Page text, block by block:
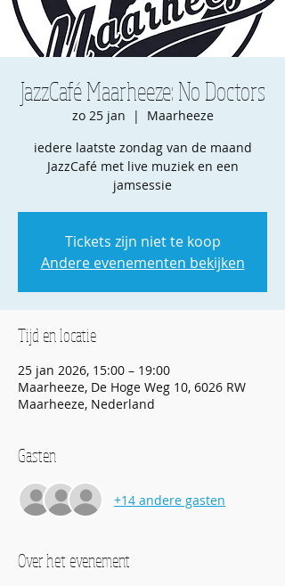
JazzCafé Maarheeze: No Doctors
zo 25 jan
  |
Maarheeze
iedere laatste zondag van de maand
JazzCafé met live muziek en een
jamsessie
Tickets zijn niet te koop
Andere evenementen bekijken
Tijd en locatie
25 jan 2026, 15:00 – 19:00
Maarheeze, De Hoge Weg 10, 6026 RW
Maarheeze, Nederland
Gasten
+14 andere gasten
Over het evenement